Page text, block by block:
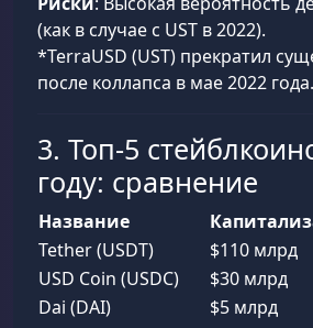
(как в случае с UST в 2022).
*TerraUSD (UST) прекратил
после коллапса в мае 2022 года.
3. Топ-5
году: сравнение
Название
Tether (USDT)
$110 млрд
USD Coin (USDC)
$30 млрд
Dai (DAI)
$5 млрд